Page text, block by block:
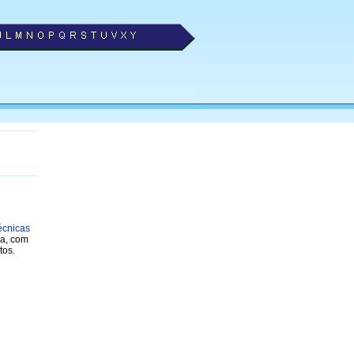
com